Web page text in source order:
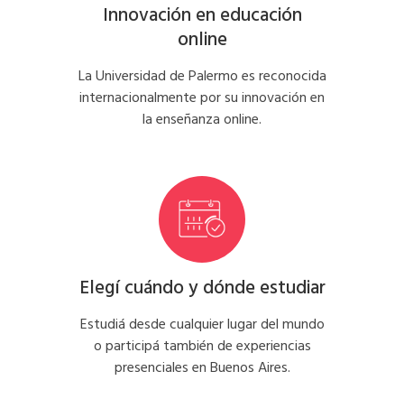
Innovación en educación
online
La Universidad de Palermo es reconocida
internacionalmente por su innovación en
la enseñanza online.
Elegí cuándo y dónde estudiar
Estudiá desde cualquier lugar del mundo
o participá también de experiencias
presenciales en Buenos Aires.